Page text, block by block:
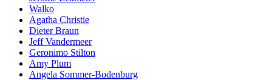
Walko
Agatha Christie
Dieter Braun
Jeff Vandermeer
Geronimo Stilton
Amy Plum
Angela Sommer-Bodenburg